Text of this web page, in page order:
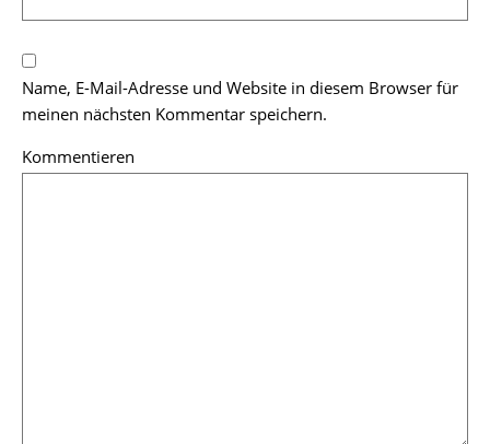
Name, E-Mail-Adresse und Website in diesem Browser für
meinen nächsten Kommentar speichern.
Kommentieren